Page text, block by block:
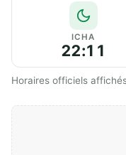
ICHA
22:11
Horaires officiels